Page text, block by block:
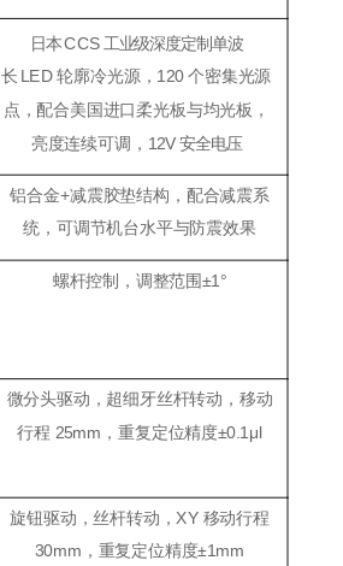
日本CCS工业级深度定制单波
长 LED轮廓冷光源， 120个密集光源
点，配合美国进口柔光板与均光板，
亮度连续可调， 12V安全电压
铝合金+减震胶垫结构，配合减震系
统，可调节机台水平与防震效果
螺杆控制，调整范围±1°
微分头驱动，超细牙丝杆转动，移动
行程 25mm，重复定位精度±0.1μl
旋钮驱动，丝杆转动，XY 移动行程
30mm，重复定位精度±1mm